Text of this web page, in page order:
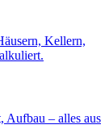
Kellern,
Aufbau – alles aus